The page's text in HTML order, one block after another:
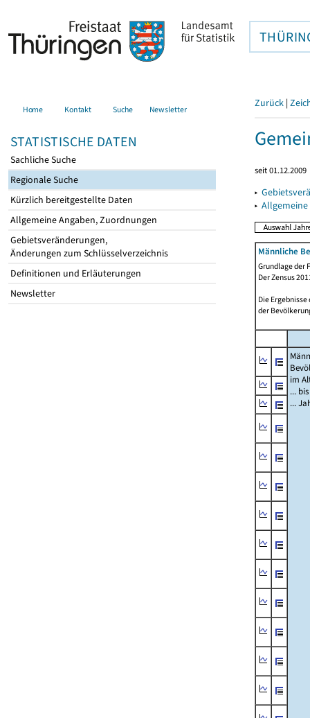
Home Kontakt Suche Newsletter
STATISTISCHE DATEN
Sachliche Suche
Regionale Suche
Kürzlich bereitgestellte Daten
Allgemeine Angaben, Zuordnungen
Gebietsveränderungen,
Änderungen zum Schlüsselverzeichnis
Definitionen und Erläuterungen
Newsletter
Zurück |
seit 01.12.2009
▸
▸
Männliche
Grundlage der
Der Zensus
Die
der
im
...
...